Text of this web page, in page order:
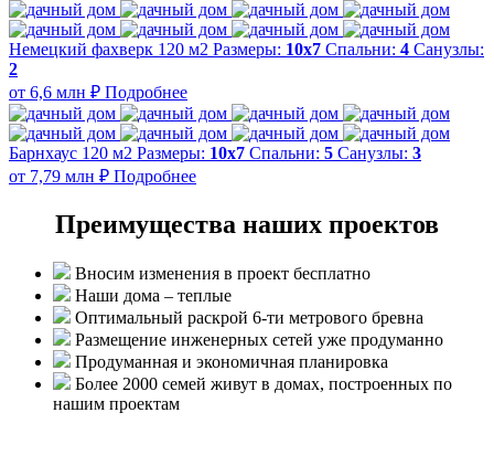
Немецкий фахверк 120 м2 Размеры: 10x7 Спальни: 4 Санузлы:
2
от 6,6 млн ₽ Подробнее
Барнхаус 120 м2 Размеры: 10x7 Спальни: 5 Санузлы: 3
от 7,79 млн ₽ Подробнее
Преимущества наших проектов
Вносим изменения в проект бесплатно
Наши дома – теплые
Оптимальный раскрой 6-ти метрового бревна
Размещение инженерных сетей уже продуманно
Продуманная и экономичная планировка
Более 2000 семей живут в домах, построенных по
нашим проектам